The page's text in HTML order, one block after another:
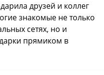
друзей и коллег
знакомые не только
сетях, но и
прямиком в